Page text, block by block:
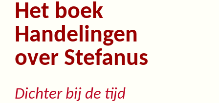
Het boek
Handelingen
over Stefanus
Dichter bij de tijd